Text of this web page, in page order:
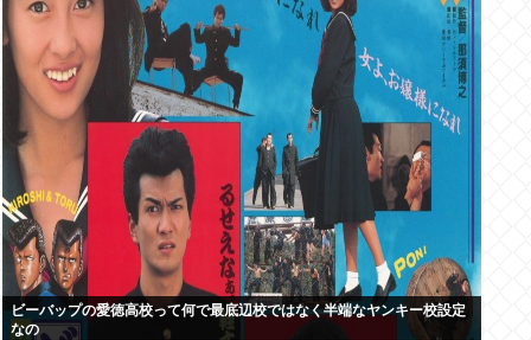
ビーバップの愛徳高校って何で最底辺校ではなく半端なヤンキー校設定
なの